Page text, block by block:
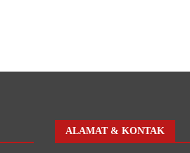
ALAMAT & KONTAK